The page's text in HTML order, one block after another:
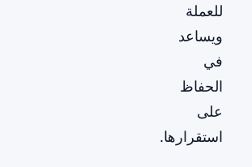
للعملة
ويساعد
في
الحفاظ
على
استقرارها.